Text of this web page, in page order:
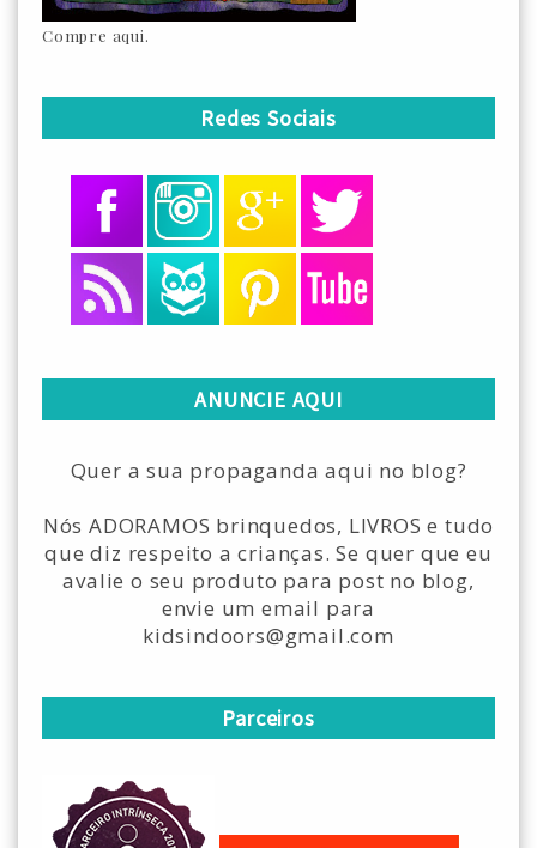
Compre aqui.
Redes Sociais
ANUNCIE AQUI
Quer a sua propaganda aqui no blog?
Nós ADORAMOS brinquedos, LIVROS e tudo
que diz respeito a crianças. Se quer que eu
avalie o seu produto para post no blog,
envie um email para
kidsindoors@gmail.com
Parceiros